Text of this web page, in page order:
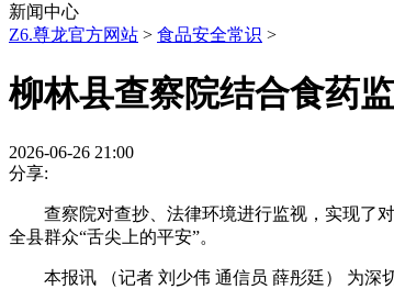
新闻中心
Z6.尊龙官方网站 > 食品安全常识 >
柳林县查察院结合食药
2026-06-26 21:00
分享:
查察院对查抄、法律环境进行监视，实现了对
全县群众“舌尖上的平安”。
本报讯 （记者 刘少伟 通信员 薛彤廷） 为深切